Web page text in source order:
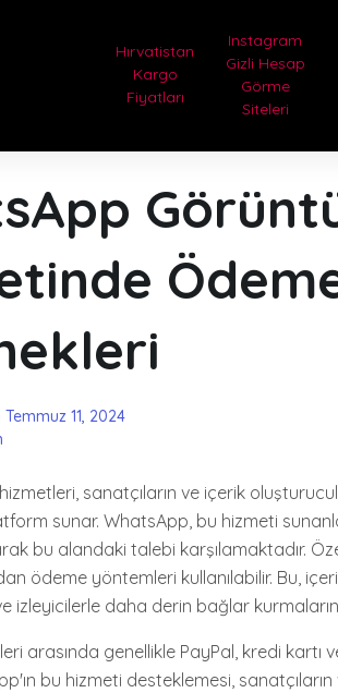
Hırvatistan
Kargo
Fiyatları
Instagram
Gizli Hesap
Görme
Siteleri
Temmuz 11, 2024
sanatçıların ve içerik
sunar. WhatsApp, bu hizmeti
bu alandaki talebi karşılamaktadır.
ödeme yöntemleri kullanılabilir. Bu,
izleyicilerle daha derin bağlar
arasında genellikle PayPal, kredi
bu hizmeti desteklemesi,